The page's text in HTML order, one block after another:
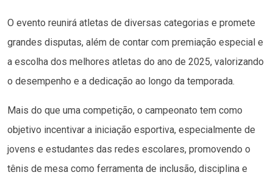
O evento reunirá atletas de diversas categorias e promete
grandes disputas, além de contar com premiação especial e
a escolha dos melhores atletas do ano de 2025, valorizando
o desempenho e a dedicação ao longo da temporada.
Mais do que uma competição, o campeonato tem como
objetivo incentivar a iniciação esportiva, especialmente de
jovens e estudantes das redes escolares, promovendo o
tênis de mesa como ferramenta de inclusão, disciplina e